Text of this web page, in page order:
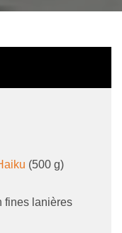
(500 g)
fines lanières